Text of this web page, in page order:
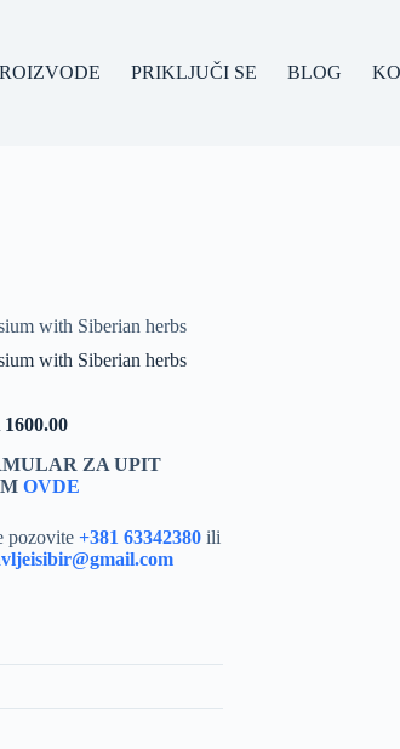
PRIKLJUČI SE BLOG
with Siberian herbs
with Siberian herbs
ZA UPIT
OVDE
pozovite +381 63342380 ili